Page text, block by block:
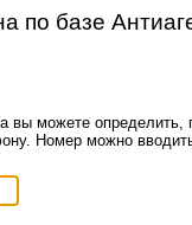
по базе
можете определить,
Номер можно